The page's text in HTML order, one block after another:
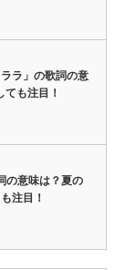
ラ」の歌詞の意
も注目！
の意味は？夏の
注目！